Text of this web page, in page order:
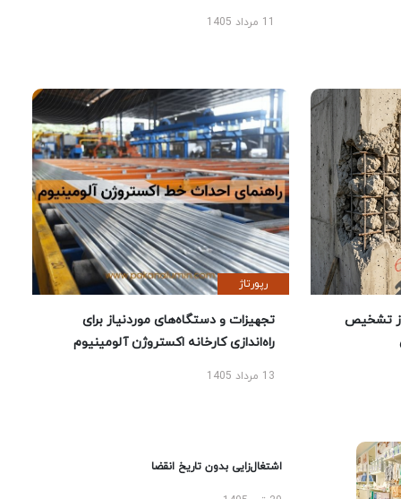
تشخیص
رپورتاژ
تجهیزات و دستگاه‌های موردنیاز برای
راه‌اندازی کارخانه اکستروژن آلومینیوم
13 مرداد 1405
اشتغال‌زایی بدون تاریخ انقضا